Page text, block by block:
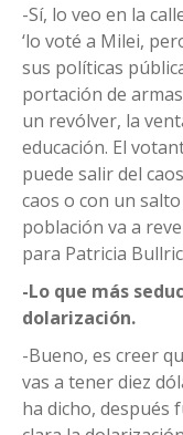
-Sí, lo veo en la
‘lo voté a Milei,
sus políticas
portación de
un revólver, la
educación. El
puede salir del
caos o con un
población va a
para Patricia
-Lo que más
dolarización.
-Bueno, es creer
vas a tener diez
ha dicho, después